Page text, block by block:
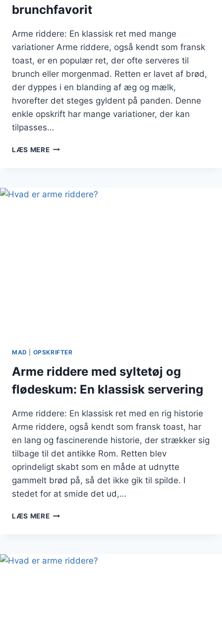
brunchfavorit
Arme riddere: En klassisk ret med mange
variationer Arme riddere, også kendt som fransk
toast, er en populær ret, der ofte serveres til
brunch eller morgenmad. Retten er lavet af brød,
der dyppes i en blanding af æg og mælk,
hvorefter det steges gyldent på panden. Denne
enkle opskrift har mange variationer, der kan
tilpasses…
LÆS MEREARME
MAD OPSKRIFTER
Arme riddere med syltetøj og
flødeskum: En klassisk servering
Arme riddere: En klassisk ret med en rig historie
Arme riddere, også kendt som fransk toast, har
en lang og fascinerende historie, der strækker sig
tilbage til det antikke Rom. Retten blev
oprindeligt skabt som en måde at udnytte
gammelt brød på, så det ikke gik til spilde. I
stedet for at smide det ud,…
LÆS MEREARME
FLØDESKUM: